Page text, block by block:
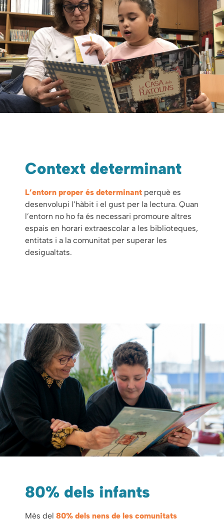
Context determinant
L’entorn proper és determinant perquè es
desenvolupi l’hàbit i el gust per la lectura. Quan
l’entorn no ho fa és necessari promoure altres
espais en horari extraescolar a les biblioteques,
entitats i a la comunitat per superar les
desigualtats.
80% dels infants
Més del 80% dels nens de les comunitats